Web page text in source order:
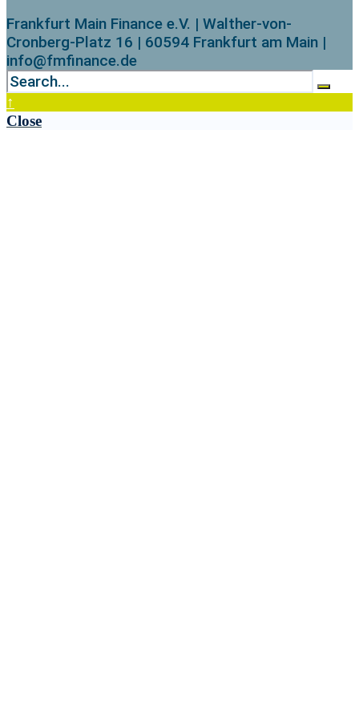
Frankfurt Main Finance e.V. | Walther-von-
Cronberg-Platz 16 | 60594 Frankfurt am Main |
info@fmfinance.de
↑
Close